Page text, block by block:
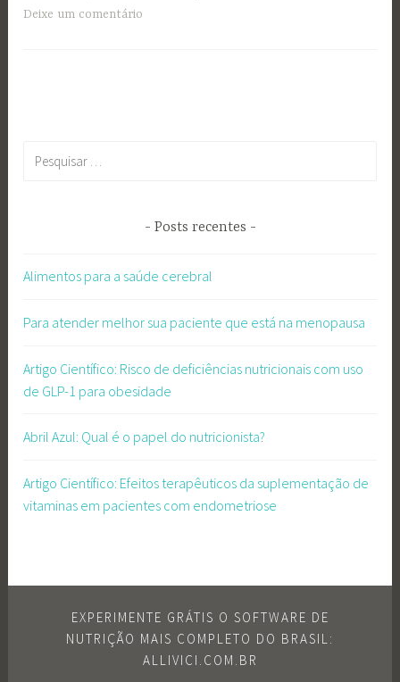
Deixe um comentário
Posts recentes
Alimentos para a saúde cerebral
Para atender melhor sua paciente que está na menopausa
Artigo Científico: Risco de deficiências nutricionais com uso
de GLP-1 para obesidade
Abril Azul: Qual é o papel do nutricionista?
Artigo Científico: Efeitos terapêuticos da suplementação de
vitaminas em pacientes com endometriose
EXPERIMENTE GRÁTIS O SOFTWARE DE
NUTRIÇÃO MAIS COMPLETO DO BRASIL:
ALLIVICI.COM.BR